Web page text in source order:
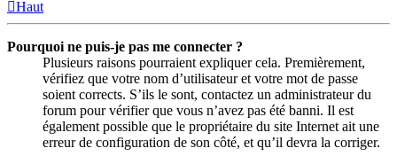
Haut
Pourquoi ne puis-je pas me connecter ?
Plusieurs raisons pourraient expliquer cela. Premièrement,
vérifiez que votre nom d’utilisateur et votre mot de passe
soient corrects. S’ils le sont, contactez un administrateur du
forum pour vérifier que vous n’avez pas été banni. Il est
également possible que le propriétaire du site Internet ait une
erreur de configuration de son côté, et qu’il devra la corriger.